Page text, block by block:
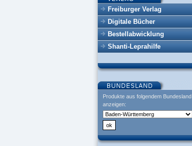
Freiburger Verlag
Digitale Bücher
Bestellabwicklung
Shanti-Leprahilfe
Produkte aus folgendem Bundesland
anzeigen: